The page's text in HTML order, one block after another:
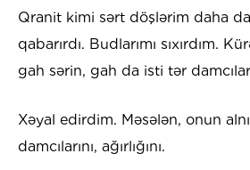
Qranit kimi sərt döşlərim daha
qabarırdı. Budlarımı sıxırdım.
gah sərin, gah da isti tər
Xəyal edirdim. Məsələn, onun
damcılarını, ağırlığını.